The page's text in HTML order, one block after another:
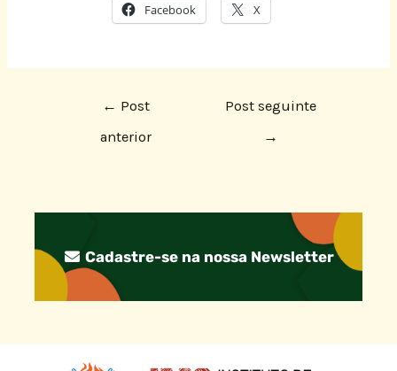
Facebook X
← Post
anterior
Post seguinte
→
Cadastre-se na nossa Newsletter